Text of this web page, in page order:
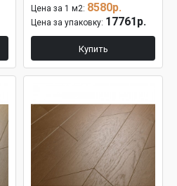
Цена за 1 м2: 8580р.
Цена за упаковку: 17761р.
Купить